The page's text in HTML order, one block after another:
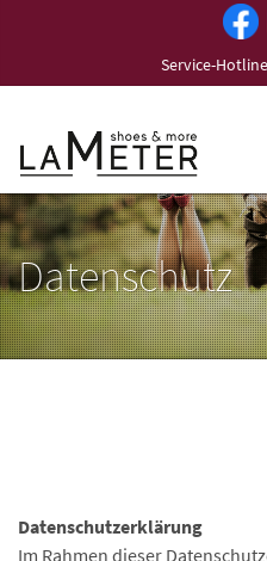
Service-
Datenschutz
Datenschutzerklärung
Im Rahmen dieser